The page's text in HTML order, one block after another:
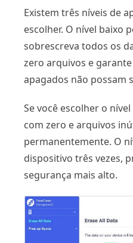
Existem três níveis de
escolher. O nível baixo
sobrescreva todos os
zero arquivos e
apagados não possam
Se você escolher o
com zero e arquivos
permanentemente. O
dispositivo três vezes,
segurança mais alto.